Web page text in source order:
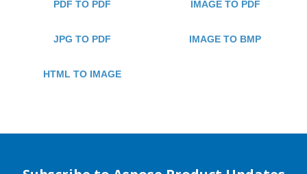
PDF TO PDF IMAGE TO PDF
JPG TO PDF IMAGE TO BMP
HTML TO IMAGE